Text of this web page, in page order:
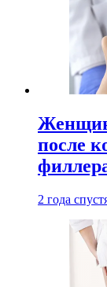
после
2 года